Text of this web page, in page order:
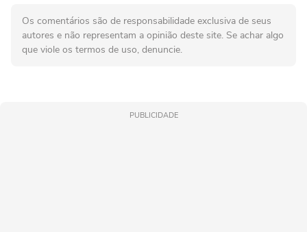
Os comentários são de responsabilidade exclusiva de seus
autores e não representam a opinião deste site. Se achar algo
que viole os termos de uso, denuncie.
PUBLICIDADE